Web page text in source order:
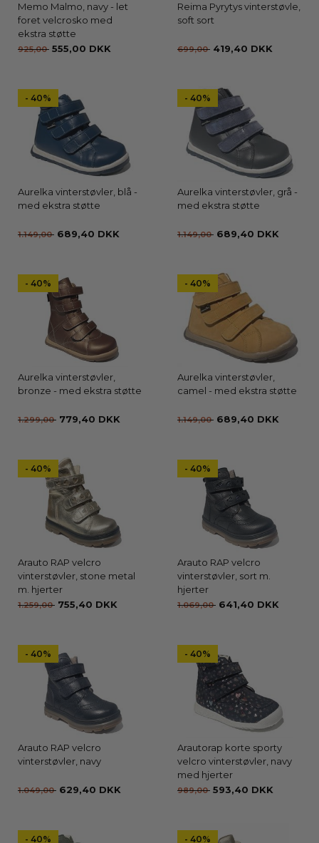
Memo Malmo, navy - let
foret velcrosko med
ekstra støtte
925,00 555,00 DKK
Reima Pyrytys vinterstøvle,
soft sort
699,00 419,40 DKK
- 40%
Aurelka vinterstøvler, blå -
med ekstra støtte
1.149,00 689,40 DKK
- 40%
Aurelka vinterstøvler, grå -
med ekstra støtte
1.149,00 689,40 DKK
- 40%
Aurelka vinterstøvler,
bronze - med ekstra støtte
1.299,00 779,40 DKK
- 40%
Aurelka vinterstøvler,
camel - med ekstra støtte
1.149,00 689,40 DKK
- 40%
Arauto RAP velcro
vinterstøvler, stone metal
m. hjerter
1.259,00 755,40 DKK
- 40%
Arauto RAP velcro
vinterstøvler, sort m.
hjerter
1.069,00 641,40 DKK
- 40%
Arauto RAP velcro
vinterstøvler, navy
1.049,00 629,40 DKK
- 40%
Arautorap korte sporty
velcro vinterstøvler, navy
med hjerter
989,00 593,40 DKK
- 40% - 40%